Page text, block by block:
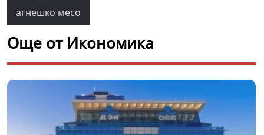
агнешко месо
Още от Икономика